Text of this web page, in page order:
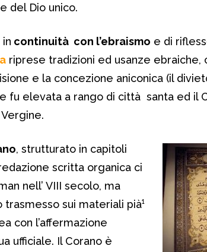
del Dio unico.
in continuità con l’ebraismo e di
riprese tradizioni ed usanze ebraiche,
e la concezione aniconica (il
fu elevata a rango di città santa ed il
, strutturato in capitoli
scritta organica ci
nell’ VIII secolo, ma
sui materiali pià¹
con l’affermazione
ufficiale. Il Corano è